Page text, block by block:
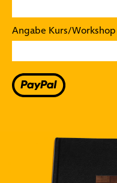
Angabe Kurs/Workshop